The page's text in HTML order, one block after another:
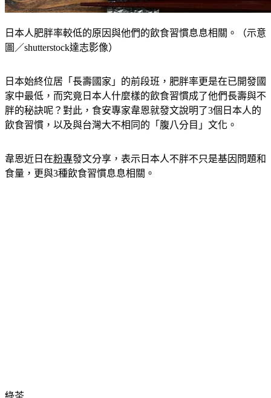
圖／shutterstock達志影像）
家中最低，而究竟日本人什麼樣的飲食習慣成了他們長壽與不
胖的秘訣呢？對此，食安專家韋恩就發文說明了3個日本人的
飲食習慣，以及與台灣大不相同的「腹八分目」文化。
食量，更與3種飲食習慣息息相關。